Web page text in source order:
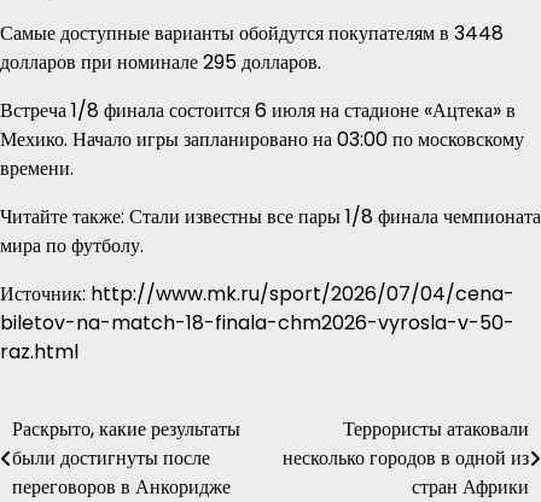
Самые доступные варианты обойдутся покупателям в 3448
долларов при номинале 295 долларов.
Встреча 1/8 финала состоится 6 июля на стадионе «Ацтека» в
Мехико. Начало игры запланировано на 03:00 по московскому
времени.
Читайте также: Стали известны все пары 1/8 финала чемпионата
мира по футболу.
Источник: http://www.mk.ru/sport/2026/07/04/cena-
biletov-na-match-18-finala-chm2026-vyrosla-v-50-
raz.html
Навигация
по
Раскрыто, какие результаты
были достигнуты после
переговоров в Анкоридже
Террористы атаковали
несколько городов в одной из
стран Африки